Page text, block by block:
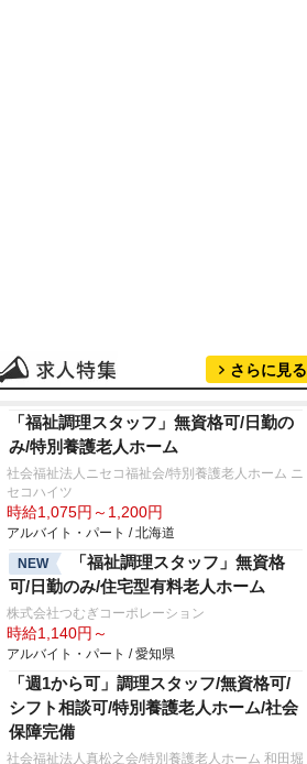
さらに見る
「福祉調理スタッフ」無資格可/日勤の
み/特別養護老人ホーム
社会福祉法人ニセコ福祉会/特別養護老人ホーム ニ
セコハイツ
時給1,075円～1,200円
アルバイト・パート / 北海道
NEW
「福祉調理スタッフ」無資格
可/日勤のみ/住宅型有料老人ホーム
株式会社つむぎコーポレーション
時給1,140円～
アルバイト・パート / 愛知県
「週1から可」調理スタッフ/無資格可/
シフト相談可/特別養護老人ホーム/社会
保障完備
社会福祉法人真松之会/特別養護老人ホーム 和田堀